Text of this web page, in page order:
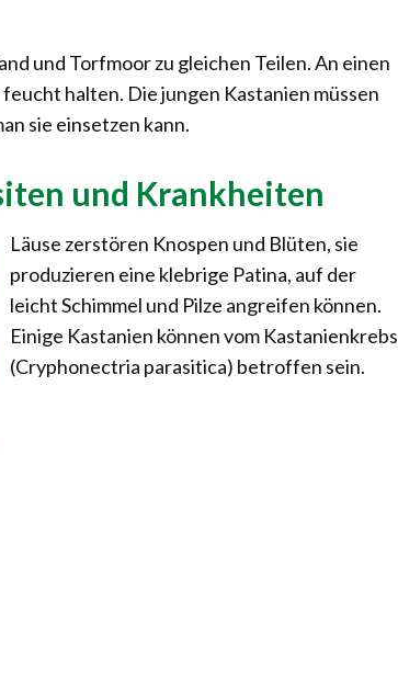
und Torfmoor zu gleichen Teilen. An einen
halten. Die jungen Kastanien müssen
sie einsetzen kann.
und Krankheiten
Läuse zerstören Knospen und Blüten, sie
produzieren eine klebrige Patina, auf der
leicht Schimmel und Pilze angreifen können.
Einige Kastanien können vom Kastanienkrebs
(Cryphonectria parasitica) betroffen sein.